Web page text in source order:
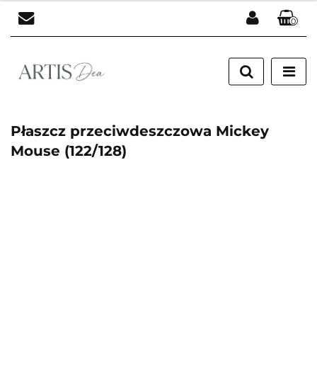
Zaloguj się
Zarejestruj się
0
Płaszcz przeciwdeszczowa Mickey
Mouse (122/128)